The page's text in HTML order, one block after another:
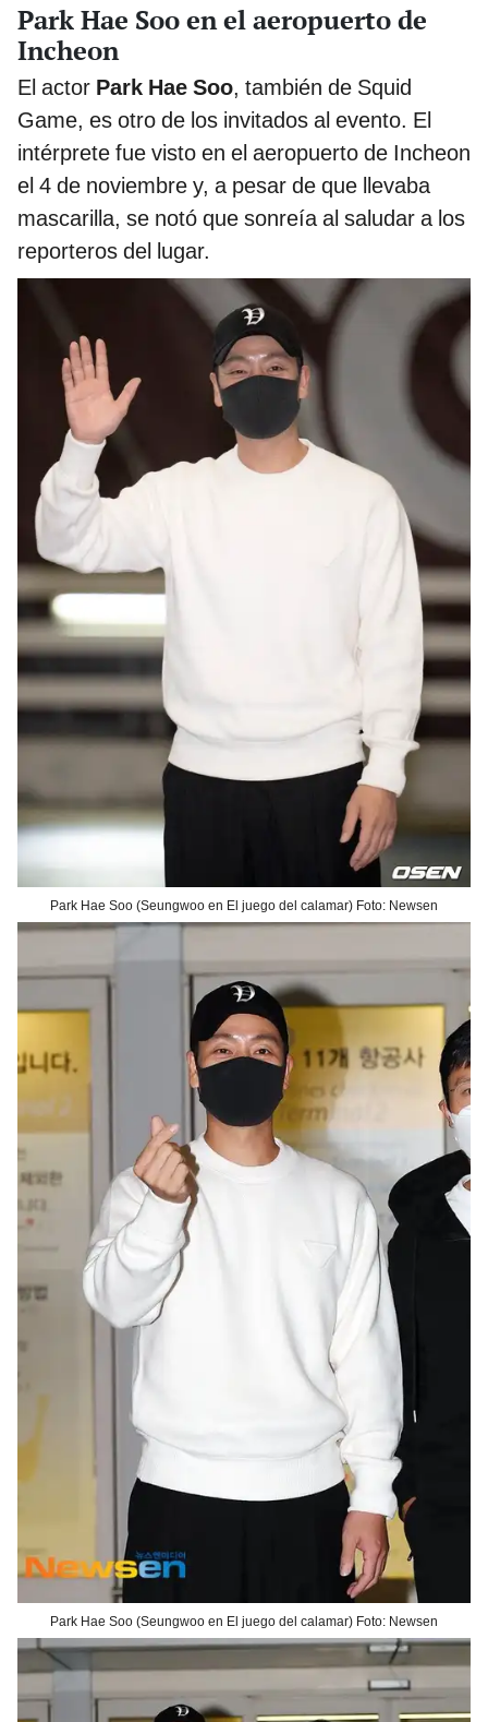
Park Hae Soo en el aeropuerto de
Incheon
El actor Park Hae Soo, también de Squid
Game, es otro de los invitados al evento. El
intérprete fue visto en el aeropuerto de Incheon
el 4 de noviembre y, a pesar de que llevaba
mascarilla, se notó que sonreía al saludar a los
reporteros del lugar.
Park Hae Soo (Seungwoo en El juego del calamar) Foto: Newsen
Park Hae Soo (Seungwoo en El juego del calamar) Foto: Newsen